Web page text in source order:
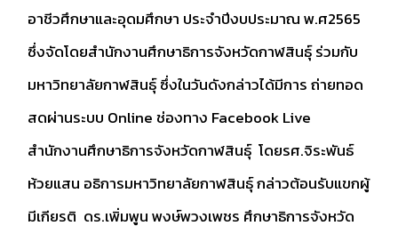
อาชีวศึกษาและอุดมศึกษา ประจำปีงบประมาณ พ.ศ2565
ซึ่งจัดโดยสำนักงานศึกษาธิการจังหวัดกาฬสินธุ์ ร่วมกับ
มหาวิทยาลัยกาฬสินธุ์ ซึ่งในวันดังกล่าวได้มีการ ถ่ายทอด
สดผ่านระบบ Online ช่องทาง Facebook Live
สำนักงานศึกษาธิการจังหวัดกาฬสินธุ์ โดยรศ.จิระพันธ์
ห้วยแสน อธิการมหาวิทยาลัยกาฬสินธุ์ กล่าวต้อนรับแขกผู้
มีเกียรติ ดร.เพิ่มพูน พงษ์พวงเพชร ศึกษาธิการจังหวัด